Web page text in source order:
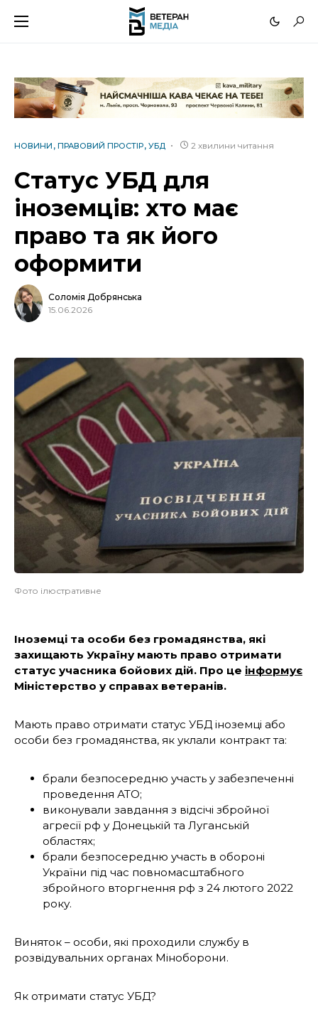
НОВИНИ ПРАВОВИЙ ПРОСТІР УБД 2 хвилини читання
Статус УБД для
іноземців: хто має
право та як його
оформити
Соломія Добрянська
15.06.2026
Фото ілюстративне
Іноземці та особи без громадянства, які
захищають Україну мають право отримати
статус учасника бойових дій. Про це інформує
Міністерство у справах ветеранів.
Мають право отримати статус УБД іноземці або
особи без громадянства, як уклали контракт та:
брали безпосередню участь у забезпеченні
проведення АТО;
виконували завдання з відсічі збройної
агресії рф у Донецькій та Луганській
областях;
брали безпосередню участь в обороні
України під час повномасштабного
збройного вторгнення рф з 24 лютого 2022
року.
Виняток – особи, які проходили службу в
розвідувальних органах Міноборони.
Як отримати статус УБД?